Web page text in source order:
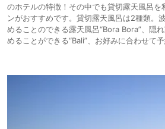
のホテルの特徴！その中でも貸切露天風呂を
ンがおすすめです。貸切露天風呂は2種類。
めることのできる露天風呂“Bora Bora”、隠
めることができる“Bali”、お好みに合わせて予